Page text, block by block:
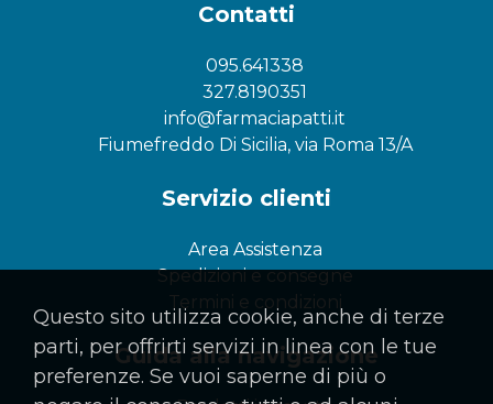
Contatti
095.641338
327.8190351
info@farmaciapatti.it
Fiumefreddo Di Sicilia, via Roma 13/A
Servizio clienti
Area Assistenza
Spedizioni e consegne
Termini e condizioni
Guida alla navigazione
Questo sito utilizza cookie, anche di terze
parti, per offrirti servizi in linea con le tue
preferenze. Se vuoi saperne di più o